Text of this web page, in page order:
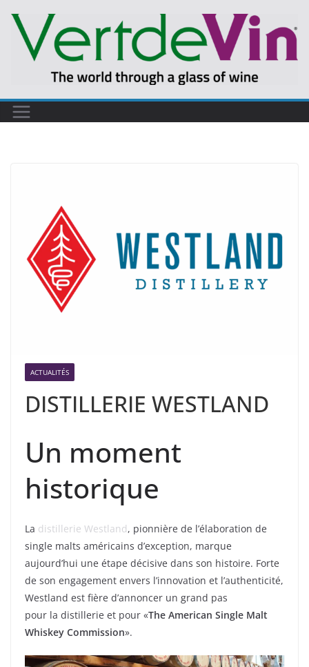
ACTUALITÉS
DISTILLERIE WESTLAND
Un moment
historique
La distillerie Westland, pionnière de l’élaboration de
single malts américains d’exception, marque
aujourd’hui une étape décisive dans son histoire. Forte
de son engagement envers l’innovation et l’authenticité,
Westland est fière d’annoncer un grand pas
pour la distillerie et pour «The American Single Malt
Whiskey Commission».